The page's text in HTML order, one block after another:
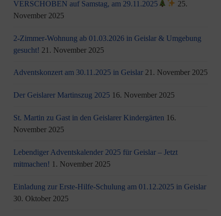
VERSCHOBEN auf Samstag, am 29.11.2025
25.
November 2025
2-Zimmer-Wohnung ab 01.03.2026 in Geislar & Umgebung
gesucht! 21. November 2025
Adventskonzert am 30.11.2025 in Geislar 21. November 2025
Der Geislarer Martinszug 2025 16. November 2025
St. Martin zu Gast in den Geislarer Kindergärten 16.
November 2025
Lebendiger Adventskalender 2025 für Geislar – Jetzt
mitmachen! 1. November 2025
Einladung zur Erste-Hilfe-Schulung am 01.12.2025 in Geislar
30. Oktober 2025